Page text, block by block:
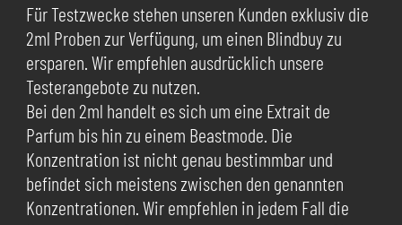
Für Testzwecke stehen unseren Kunden exklusiv die
2ml Proben zur Verfügung, um einen Blindbuy zu
ersparen. Wir empfehlen ausdrücklich unsere
Testerangebote zu nutzen.
Bei den 2ml handelt es sich um eine Extrait de
Parfum bis hin zu einem Beastmode. Die
Konzentration ist nicht genau bestimmbar und
befindet sich meistens zwischen den genannten
Konzentrationen. Wir empfehlen in jedem Fall die